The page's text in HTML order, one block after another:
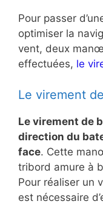
Pour passer
optimiser la
vent, deux
effectuées, le
Le virement
Le virement de
direction du
face. Cette
tribord amure à
Pour réaliser un
est nécessaire